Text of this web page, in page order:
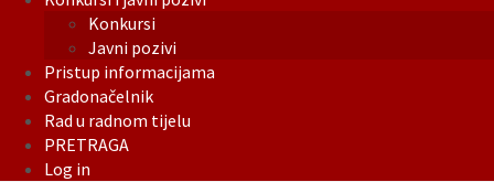
Konkursi
Javni pozivi
Pristup informacijama
Gradonačelnik
Rad u radnom tijelu
PRETRAGA
Log in